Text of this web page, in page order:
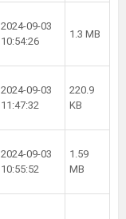
2024-09-03
10:54:26
1.3 MB
2024-09-03
11:47:32
220.9
KB
2024-09-03
10:55:52
1.59
MB